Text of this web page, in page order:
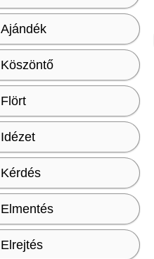
Ajándék
Köszöntő
Flört
Idézet
Kérdés
Elmentés
Elrejtés